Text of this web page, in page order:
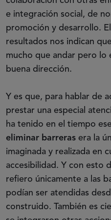
e integración social, de
promoción y desarrollo.
resultados nos indican
mucho que andar pero lo
buena dirección.
Y es que, para hablar de
prestar una especial
ha tenido en el tiempo
eliminar barreras era la
imaginada y realizada en
accesibilidad. Y con esto
refiero únicamente a las
podían ser atendidas
construido. También es